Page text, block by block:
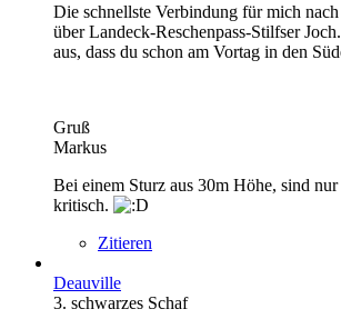
Die schnellste Verbindung für mich
über Landeck-Reschenpass-Stilfser
aus, dass du schon am Vortag in den
Gruß
Markus
Bei einem Sturz aus 30m Höhe, sind
kritisch.
Zitieren
Deauville
3. schwarzes Schaf